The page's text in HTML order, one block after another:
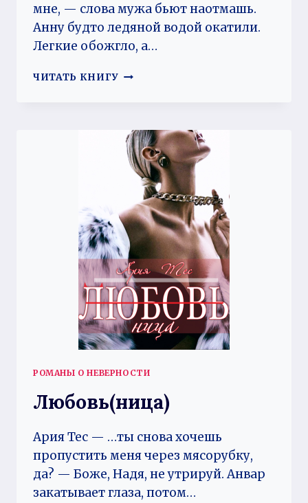
мне, — слова мужа бьют наотмашь.
Анну будто ледяной водой окатили.
Легкие обожгло, а…
ЧИТАТЬ КНИГУ ИЗМЕНА.
РОМАНЫ О НЕВЕРНОСТИ
Любовь(ница)
Ария Тес — …ты снова хочешь
пропустить меня через мясорубку,
да? — Боже, Надя, не утрируй. Анвар
закатывает глаза, потом…